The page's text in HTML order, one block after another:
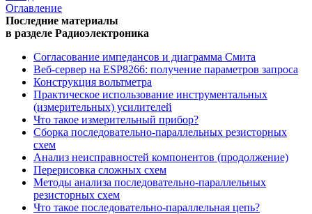
Оглавление
Последние материалы
в разделе Радиоэлектроника
Согласование импедансов и диаграмма Смита
Веб-сервер на ESP8266: получение параметров запроса
Конструкция вольтметра
Практическое использование инструментальных
(измерительных) усилителей
Что такое измерительный прибор?
Сборка последовательно-параллельных резисторных
схем
Анализ неисправностей компонентов (продолжение)
Перерисовка сложных схем
Методы анализа последовательно-параллельных
резисторных схем
Что такое последовательно-параллельная цепь?